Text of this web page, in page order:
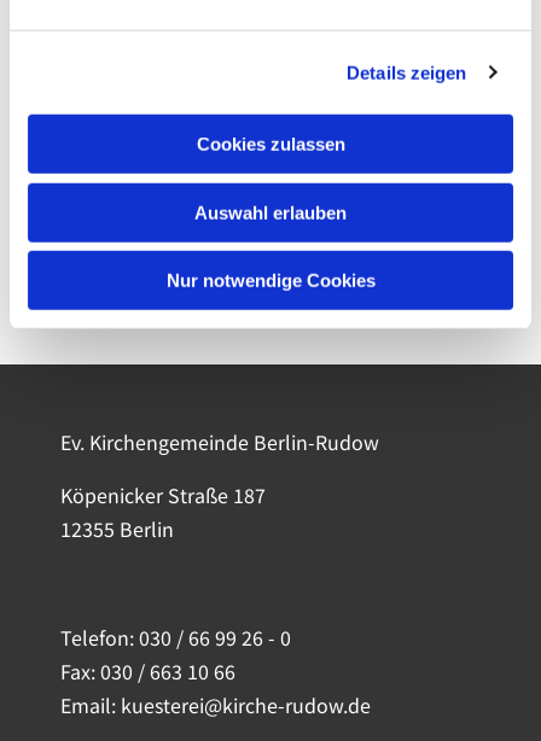
Details zeigen
Cookies zulassen
Auswahl erlauben
Nur notwendige Cookies
Ev. Kirchengemeinde Berlin-Rudow
Köpenicker Straße 187
12355 Berlin
Telefon:030 / 66 99 26 - 0
Fax: 030 / 663 10 66
Email: kuesterei@kirche-rudow.de